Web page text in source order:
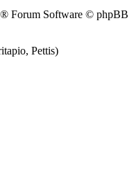
® Forum Software © phpBB
Pettis)